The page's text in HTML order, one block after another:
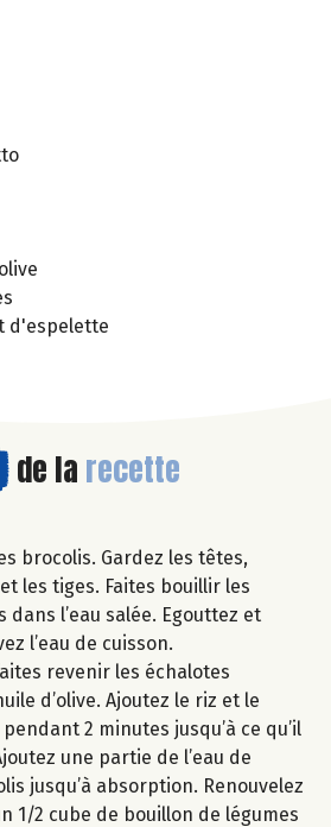
d'espelette
de la recette
brocolis. Gardez les têtes,
les tiges. Faites bouillir les
dans l’eau salée. Egouttez et
l’eau de cuisson.
revenir les échalotes
d’olive. Ajoutez le riz et le
2 minutes jusqu’à ce qu’il
une partie de l’eau de
jusqu’à absorption. Renouvelez
1/2 cube de bouillon de légumes